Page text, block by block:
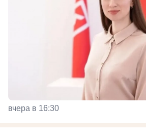
вчера в 16:30